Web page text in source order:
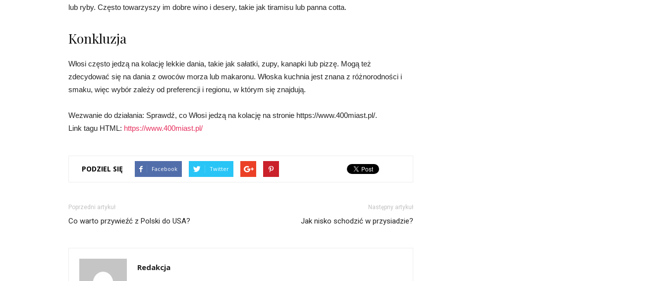
lub ryby. Często towarzyszy im dobre wino i desery, takie jak tiramisu lub panna cotta.
Konkluzja
Włosi często jedzą na kolację lekkie dania, takie jak sałatki, zupy, kanapki lub pizzę. Mogą też
zdecydować się na dania z owoców morza lub makaronu. Włoska kuchnia jest znana z różnorodności i
smaku, więc wybór zależy od preferencji i regionu, w którym się znajdują.
Wezwanie do działania: Sprawdź, co Włosi jedzą na kolację na stronie https://www.400miast.pl/.
Link tagu HTML: https://www.400miast.pl/
PODZIEL SIĘ Facebook Twitter
Poprzedni artykuł
Co warto przywieźć z Polski do USA?
Następny artykuł
Jak nisko schodzić w przysiadzie?
Redakcja